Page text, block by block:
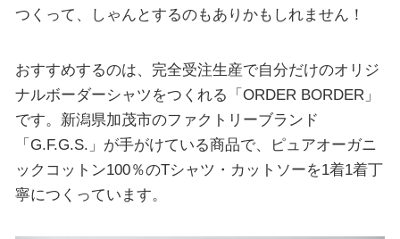
つくって、しゃんとするのもありかもしれません！
おすすめするのは、完全受注生産で自分だけのオリジ
ナルボーダーシャツをつくれる「ORDER BORDER」
です。新潟県加茂市のファクトリーブランド
「G.F.G.S.」が手がけている商品で、ピュアオーガニ
ックコットン100％のTシャツ・カットソーを1着1着丁
寧につくっています。